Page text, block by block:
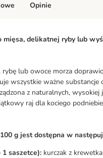
delikatnej ryby lub
lub owoce morza
wszystkie ważne substancje
z naturalnych, wysokiej
raj dla kociego
g jest dostępna w
saszetce): kurczak z
Opinie